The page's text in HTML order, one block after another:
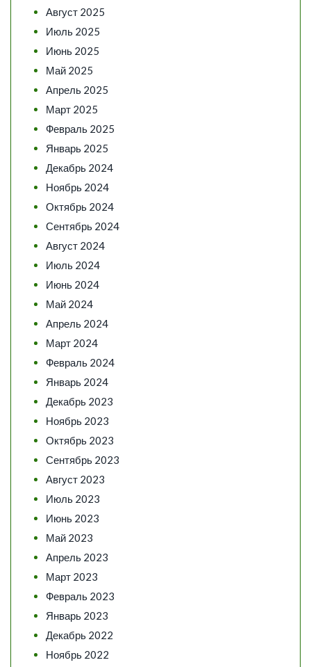
Август 2025
Июль 2025
Июнь 2025
Май 2025
Апрель 2025
Март 2025
Февраль 2025
Январь 2025
Декабрь 2024
Ноябрь 2024
Октябрь 2024
Сентябрь 2024
Август 2024
Июль 2024
Июнь 2024
Май 2024
Апрель 2024
Март 2024
Февраль 2024
Январь 2024
Декабрь 2023
Ноябрь 2023
Октябрь 2023
Сентябрь 2023
Август 2023
Июль 2023
Июнь 2023
Май 2023
Апрель 2023
Март 2023
Февраль 2023
Январь 2023
Декабрь 2022
Ноябрь 2022